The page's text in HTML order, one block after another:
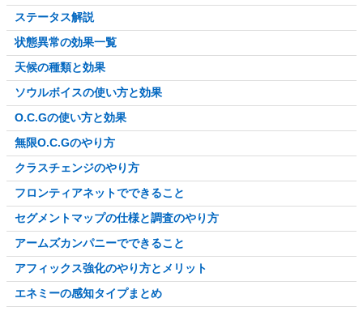
ステータス解説
状態異常の効果一覧
天候の種類と効果
ソウルボイスの使い方と効果
O.C.Gの使い方と効果
無限O.C.Gのやり方
クラスチェンジのやり方
フロンティアネットでできること
セグメントマップの仕様と調査のやり方
アームズカンパニーでできること
アフィックス強化のやり方とメリット
エネミーの感知タイプまとめ